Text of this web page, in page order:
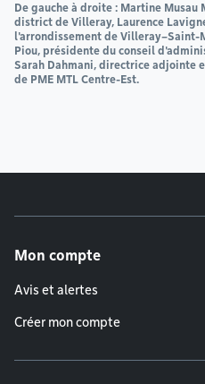
De gauche à droite : Martine
district de Villeray, Laurence
l'arrondissement de Villeray–Saint-
Piou, présidente du conseil
Sarah Dahmani, directrice adjointe
de PME MTL Centre-Est.
Mon compte
Avis et alertes
Créer mon compte